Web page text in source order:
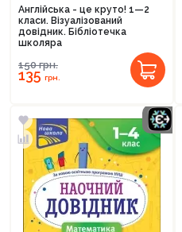
Англійська - це круто! 1—2
класи. Візуалізований
довідник. Бібліотечка
школяра
150грн.
135грн.